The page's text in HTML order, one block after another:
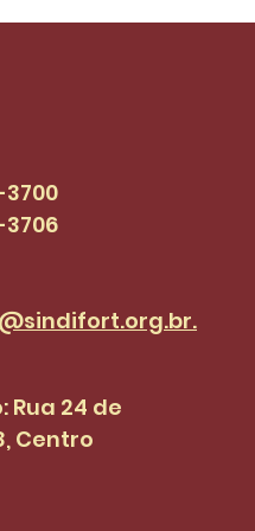
3700
3706
Rua 24 de
Centro